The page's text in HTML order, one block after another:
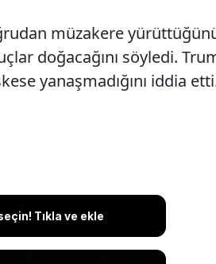
müzakere
doğacağını söyledi.
yanaşmadığını iddia
Tıkla ve ekle